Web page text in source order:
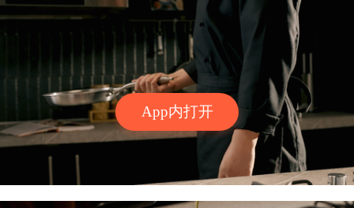
App内打开